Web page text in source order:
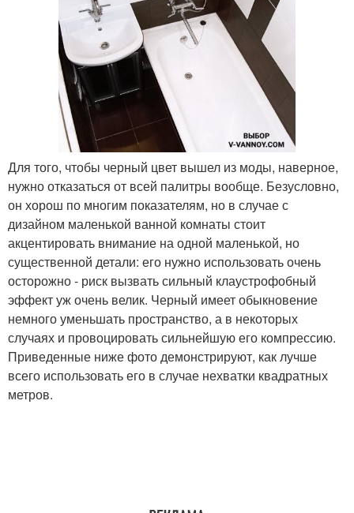
Для того, чтобы черный цвет вышел из моды, наверное,
нужно отказаться от всей палитры вообще. Безусловно,
он хорош по многим показателям, но в случае с
дизайном маленькой ванной комнаты стоит
акцентировать внимание на одной маленькой, но
существенной детали: его нужно использовать очень
осторожно - риск вызвать сильный клаустрофобный
эффект уж очень велик. Черный имеет обыкновение
немного уменьшать пространство, а в некоторых
случаях и провоцировать сильнейшую его компрессию.
Приведенные ниже фото демонстрируют, как лучше
всего использовать его в случае нехватки квадратных
метров.